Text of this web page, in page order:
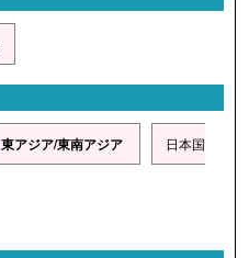
東アジア/東南アジア 日本国